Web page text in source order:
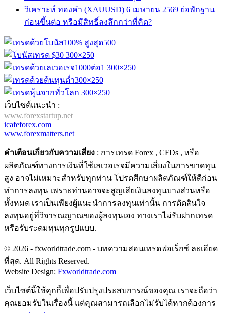
วิเคราะห์ ทองคำ (XAUUSD) 6 เมษายน 2569 ย่อพักฐาน
ก่อนขึ้นต่อ หรือมีสิทธิ์ลงลึกกว่าที่คิด?
เว็บไซต์แนะนำ :
www.forexstartup.net
icafeforex.com
www.forexmatters.net
คำเตือนเกี่ยวกับความเสี่ยง : การเทรด Forex , CFDs , หรือ
ผลิตภัณฑ์ทางการเงินที่ใช้เลเวอเรจมีความเสี่ยงในการขาดทุน
สูง อาจไม่เหมาะสำหรับทุกท่าน โปรดศึกษาผลิตภัณฑ์ให้ดีก่อน
ทำการลงทุน เพราะท่านอาจจะสูญเสียเงินลงทุนบางส่วนหรือ
ทั้งหมด เราเป็นเพียงผู้แนะนำการลงทุนเท่านั้น การตัดสินใจ
ลงทุนอยู่ที่วิจารณญาณของผู้ลงทุนเอง ทางเราไม่รับฝากเทรด
หรือรับระดมทุนทุกรูปแบบ.
© 2026 - fxworldtrade.com - บทความสอนเทรดฟอเร็กซ์ ละเอียด
ที่สุด. All Rights Reserved.
Website Design: Fxworldtrade.com
เว็บไซต์นี้ใช้คุกกี้เพื่อปรับปรุงประสบการณ์ของคุณ เราจะถือว่า
คุณยอมรับในเรื่องนี้ แต่คุณสามารถเลือกไม่รับได้หากต้องการ